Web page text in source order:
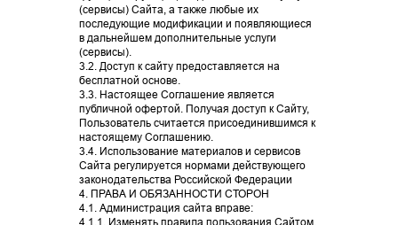
(сервисы) Сайта, а также любые их
последующие модификации и появляющиеся
в дальнейшем дополнительные услуги
(сервисы).
3.2. Доступ к сайту предоставляется на
бесплатной основе.
3.3. Настоящее Соглашение является
публичной офертой. Получая доступ к Сайту,
Пользователь считается присоединившимся к
настоящему Соглашению.
3.4. Использование материалов и сервисов
Сайта регулируется нормами действующего
законодательства Российской Федерации
4. ПРАВА И ОБЯЗАННОСТИ СТОРОН
4.1. Администрация сайта вправе:
4.1.1. Изменять правила пользования Сайтом,